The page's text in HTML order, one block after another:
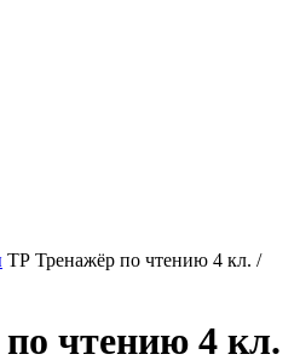
ТР Тренажёр по чтению 4 кл. /
чтению 4 кл.